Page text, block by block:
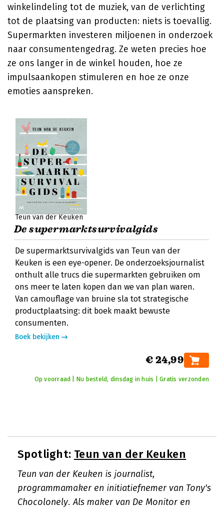
winkelindeling tot de muziek, van de verlichting
tot de plaatsing van producten: niets is toevallig.
Supermarkten investeren miljoenen in onderzoek
naar consumentengedrag. Ze weten precies hoe
ze ons langer in de winkel houden, hoe ze
impulsaankopen stimuleren en hoe ze onze
emoties aanspreken.
Teun van der Keuken
De supermarktsurvivalgids
De supermarktsurvivalgids van Teun van der
Keuken is een eye-opener. De onderzoeksjournalist
onthult alle trucs die supermarkten gebruiken om
ons meer te laten kopen dan we van plan waren.
Van camouflage van bruine sla tot strategische
productplaatsing: dit boek maakt bewuste
consumenten.
Boek bekijken
€ 24,99
Op voorraad | Nu besteld, dinsdag in huis | Gratis verzonden
Spotlight: Teun van der Keuken
Teun van der Keuken is journalist,
programmamaker en initiatiefnemer van Tony's
Chocolonely. Als maker van De Monitor en